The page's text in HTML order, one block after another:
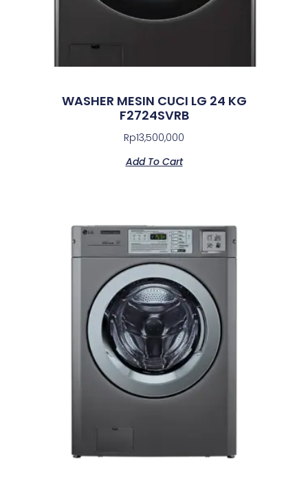
WASHER MESIN CUCI LG 24 KG
F2724SVRB
Rp13,500,000
Add To Cart